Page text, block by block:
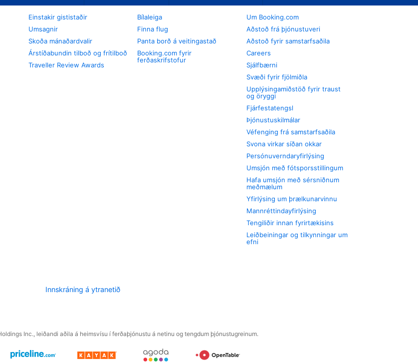
Einstakir gististaðir
Umsagnir
Skoða mánaðardvalir
Árstíðabundin tilboð og frítilboð
Traveller Review Awards
Bílaleiga
Finna flug
Panta borð á veitingastað
Booking.com fyrir
ferðaskrifstofur
Um Booking.com
Aðstoð frá þjónustuveri
Aðstoð fyrir samstarfsaðila
Careers
Sjálfbærni
Svæði fyrir fjölmiðla
Upplýsingamiðstöð fyrir traust
og öryggi
Fjárfestatengsl
Þjónustuskilmálar
Véfenging frá samstarfsaðila
Svona virkar síðan okkar
Persónuverndaryfirlýsing
Umsjón með fótsporsstillingum
Hafa umsjón með sérsniðnum
meðmælum
Yfirlýsing um þrælkunarvinnu
Mannréttindayfirlýsing
Tengiliðir innan fyrirtækisins
Leiðbeiningar og tilkynningar um
efni
Innskráning á ytranetið
Inc., leiðandi aðila á heimsvísu í ferðaþjónustu á netinu og tengdum þjónustugreinum.